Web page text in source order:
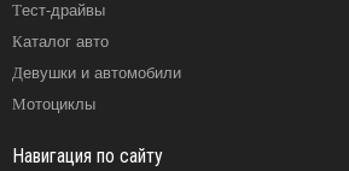
Тест-драйвы
Каталог авто
Девушки и автомобили
Мотоциклы
Навигация по сайту